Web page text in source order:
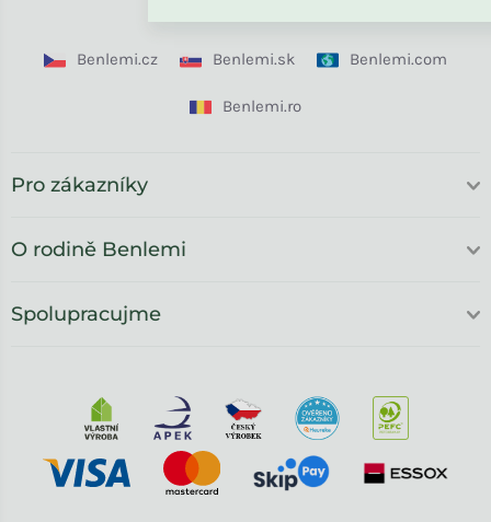
Benlemi.cz Benlemi.sk Benlemi.com
Benlemi.ro
Pro zákazníky
O rodině Benlemi
Spolupracujme